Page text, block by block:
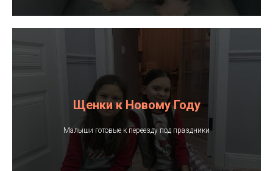
Щенки к Новому Году
Малыши готовые к переезду под праздники